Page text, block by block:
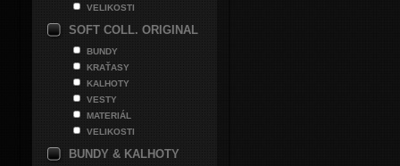
VELIKOSTI
SOFT COLL. ORIGINAL
BUNDY
KRAŤASY
KALHOTY
VESTY
MATERIÁL
VELIKOSTI
BUNDY & KALHOTY